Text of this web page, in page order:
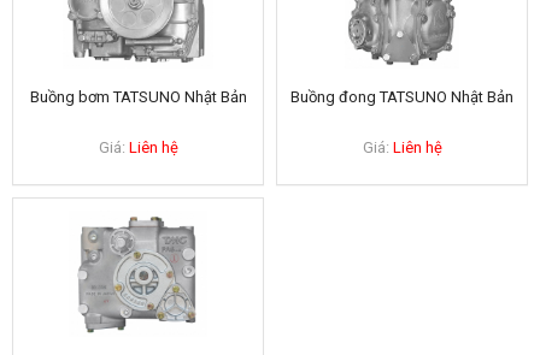
Buồng bơm TATSUNO Nhật Bản
Giá: Liên hệ
Buồng đong TATSUNO Nhật Bản
Giá: Liên hệ